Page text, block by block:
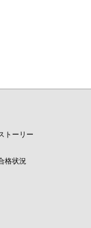
トーリー
格状況